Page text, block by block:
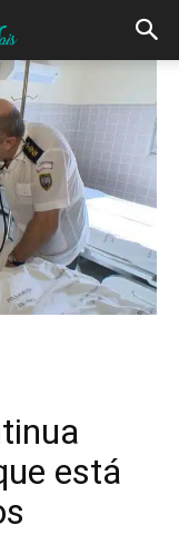
está